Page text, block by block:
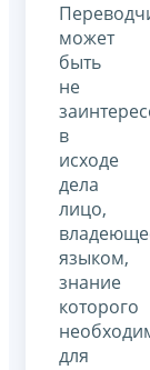
может
быть
не
в
исходе
дела
лицо,
языком,
знание
которого
для